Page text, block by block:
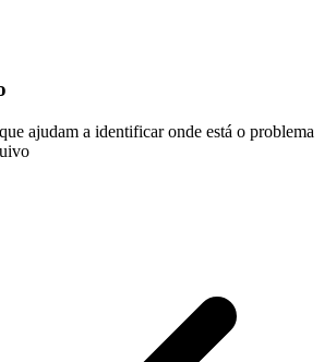
ajudam a identificar onde está o problema